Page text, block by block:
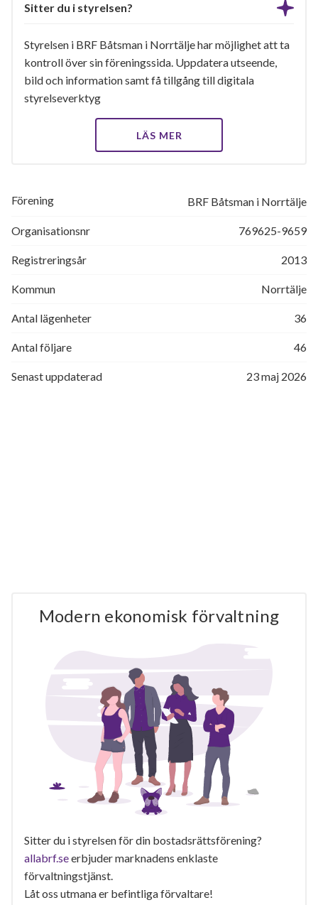
Sitter du i styrelsen?
Styrelsen i BRF Båtsman i Norrtälje har möjlighet att ta
kontroll över sin föreningssida. Uppdatera utseende,
bild och information samt få tillgång till digitala
styrelseverktyg
LÄS MER
Förening BRF Båtsman i Norrtälje
Organisationsnr 769625-9659
Registreringsår 2013
Kommun Norrtälje
Antal lägenheter 36
Antal följare 46
Senast uppdaterad 23 maj 2026
Modern ekonomisk förvaltning
Sitter du i styrelsen för din bostadsrättsförening?
allabrf.seerbjuder marknadens enklaste
förvaltningstjänst.
Låt oss utmana er befintliga förvaltare!